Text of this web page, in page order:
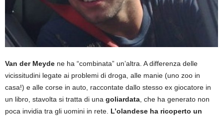
Van der Meyde ne ha “combinata” un’altra. A differenza delle
vicissitudini legate ai problemi di droga, alle manie (uno zoo in
casa!) e alle corse in auto, raccontate dallo stesso ex giocatore in
un libro, stavolta si tratta di una goliardata , che ha generato non
poca invidia tra gli uomini in rete. L’olandese ha ricoperto un